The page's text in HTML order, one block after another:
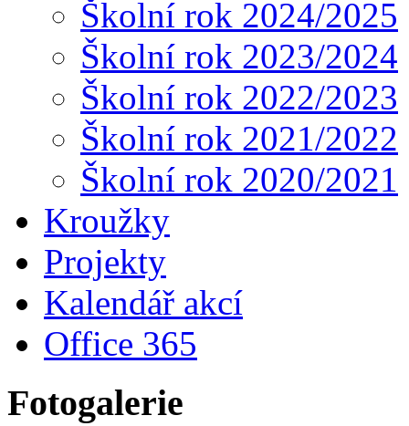
Školní rok 2024/2025
Školní rok 2023/2024
Školní rok 2022/2023
Školní rok 2021/2022
Školní rok 2020/2021
Kroužky
Projekty
Kalendář akcí
Office 365
Fotogalerie